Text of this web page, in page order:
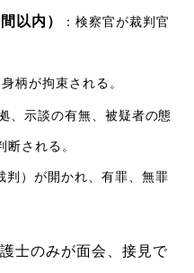
以内） ：検察官が裁判官
柄が拘束される。
、示談の有無、被疑者の態
される。
判）が開かれ、有罪、無罪
士のみが面会、接見で